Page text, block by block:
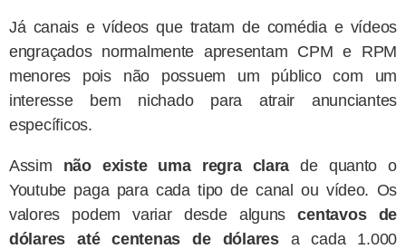
Já canais e vídeos que tratam de comédia e vídeos
engraçados normalmente apresentam CPM e RPM
menores pois não possuem um público com um
interesse bem nichado para atrair anunciantes
específicos.
Assim não existe uma regra clara de quanto o
Youtube paga para cada tipo de canal ou vídeo. Os
valores podem variar desde algunscentavos de
dólares até centenas de dólaresa cada 1.000